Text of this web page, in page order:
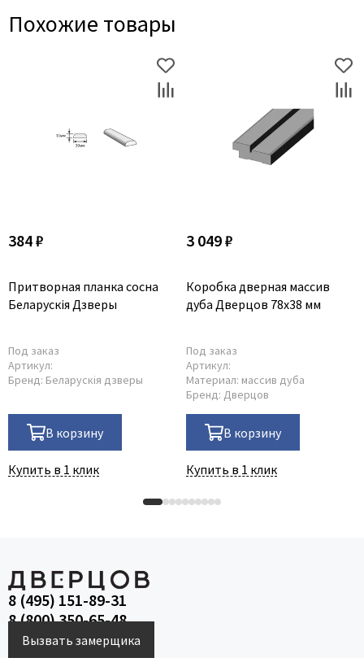
Похожие товары
384 ₽
Притворная планка сосна
Беларускiя Дзверы
Под заказ
Артикул:
Бренд: Беларускiя дзверы
В корзину
Купить в 1 клик
3 049 ₽
Коробка дверная массив
дуба Дверцов 78х38 мм
Под заказ
Артикул:
Материал: массив дуба
Бренд: Дверцов
В корзину
Купить в 1 клик
8 (495) 151-89-31
8 (800) 350-65-48
Вызвать замерщика